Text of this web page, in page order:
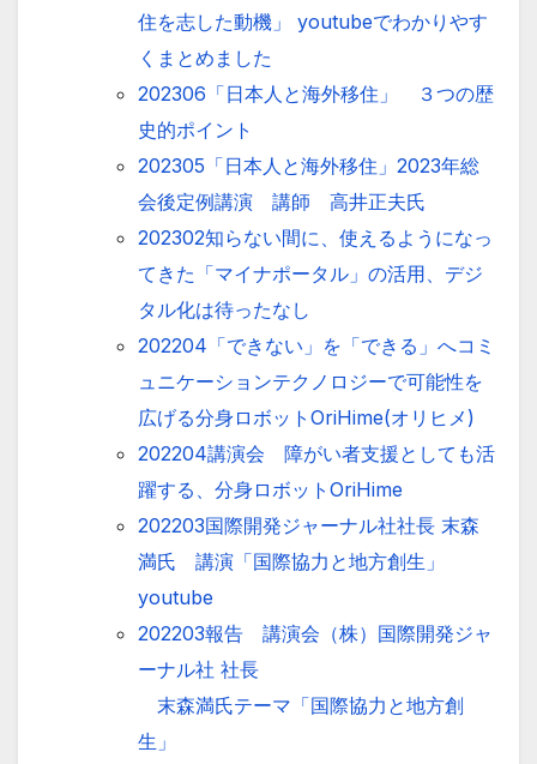
住を志した動機」 youtubeでわかりやす
くまとめました
202306「日本人と海外移住」 ３つの歴
史的ポイント
202305「日本人と海外移住」2023年総
会後定例講演 講師 高井正夫氏
202302知らない間に、使えるようになっ
てきた「マイナポータル」の活用、デジ
タル化は待ったなし
202204「できない」を「できる」へコミ
ュニケーションテクノロジーで可能性を
広げる分身ロボットOriHime(オリヒメ)
202204講演会 障がい者支援としても活
躍する、分身ロボットOriHime
202203国際開発ジャーナル社社長 末森
満氏 講演「国際協力と地方創生」
youtube
202203報告 講演会（株）国際開発ジャ
ーナル社 社長
末森満氏テーマ「国際協力と地方創
生」